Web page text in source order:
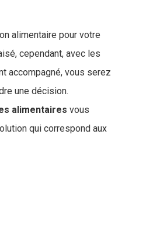
alimentaire pour votre
cependant, avec les
accompagné, vous serez
une décision.
alimentaires vous
qui correspond aux